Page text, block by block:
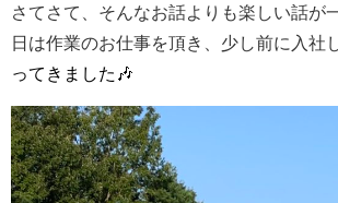
さてさて、そんなお話よりも楽しい話が
日は作業のお仕事を頂き、少し前に入社
ってきました🎶